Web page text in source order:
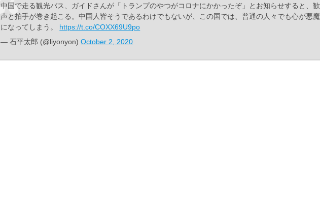
中国で走る観光バス、ガイドさんが「トランプのやつがコロナにかかったぞ」とお知らせすると、歓
声と拍手が巻き起こる。中国人皆そうであるわけでもないが、この国では、普通の人々でも心が悪魔
になってしまう。 https://t.co/COXX69U9po
— 石平太郎 (@liyonyon)October 2, 2020